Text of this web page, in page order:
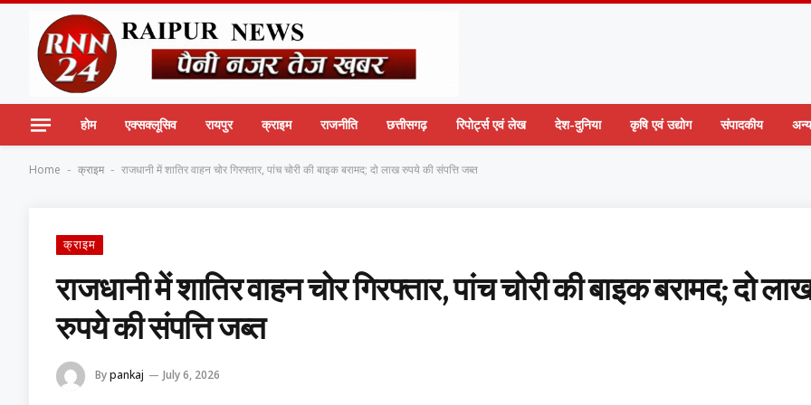
होम एक्सक्लूसिव रायपुर क्राइम राजनीति छत्तीसगढ़ रिपोर्ट्स एवं लेख देश-दुनिया कृषि एवं उद्योग संपादकीय अन्य
Home - क्राइम - राजधानी में शातिर वाहन चोर गिरफ्तार, पांच चोरी की बाइक बरामद; दो लाख रुपये की संपत्ति जब्त
क्राइम
राजधानी में शातिर वाहन चोर गिरफ्तार, पांच चोरी की बाइक बरामद; दो
रुपये की संपत्ति जब्त
Bypankaj July 6, 2026